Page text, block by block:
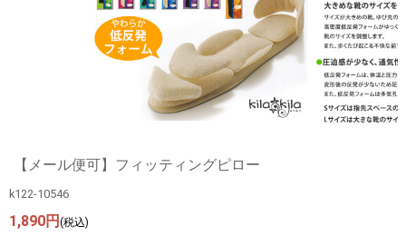
【メール便可】フィッティングピロー
k122-10546
1,890円 (税込)